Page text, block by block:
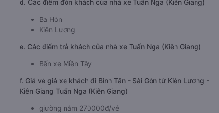
d. Các điểm đón khách của nhà xe Tuấn Nga (Kiên Giang)
Ba Hòn
Kiên Lương
e. Các điểm trả khách của nhà xe Tuấn Nga (Kiên Giang)
Bến xe Miền Tây
f. Giá vé giá xe khách đi Bình Tân - Sài Gòn từ Kiên Lương -
Kiên Giang Tuấn Nga (Kiên Giang)
giường nằm 270000đ/vé